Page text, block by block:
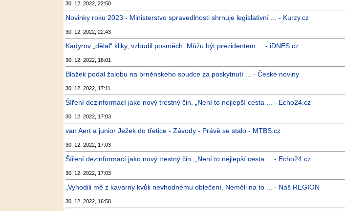
30. 12. 2022, 22:50
Novinky roku 2023 - Ministerstvo spravedlnosti shrnuje legislativní ... - Kurzy.cz
30. 12. 2022, 22:43
Kadyrov „dělal“ kliky, vzbudil posměch. Můžu být prezidentem ... - iDNES.cz
30. 12. 2022, 18:01
Blažek podal žalobu na brněnského soudce za poskytnutí ... - České noviny
30. 12. 2022, 17:11
Šíření dezinformací jako nový trestný čin. „Není to nejlepší cesta ... - Echo24.cz
30. 12. 2022, 17:03
van Aert a junior Ježek do třetice - Závody - Právě se stalo - MTBS.cz
30. 12. 2022, 17:03
Šíření dezinformací jako nový trestný čin. „Není to nejlepší cesta ... - Echo24.cz
30. 12. 2022, 17:03
„Vyhodili mě z kavárny kvůli nevhodnému oblečení. Neměli na to ... - Náš REGION
30. 12. 2022, 16:58